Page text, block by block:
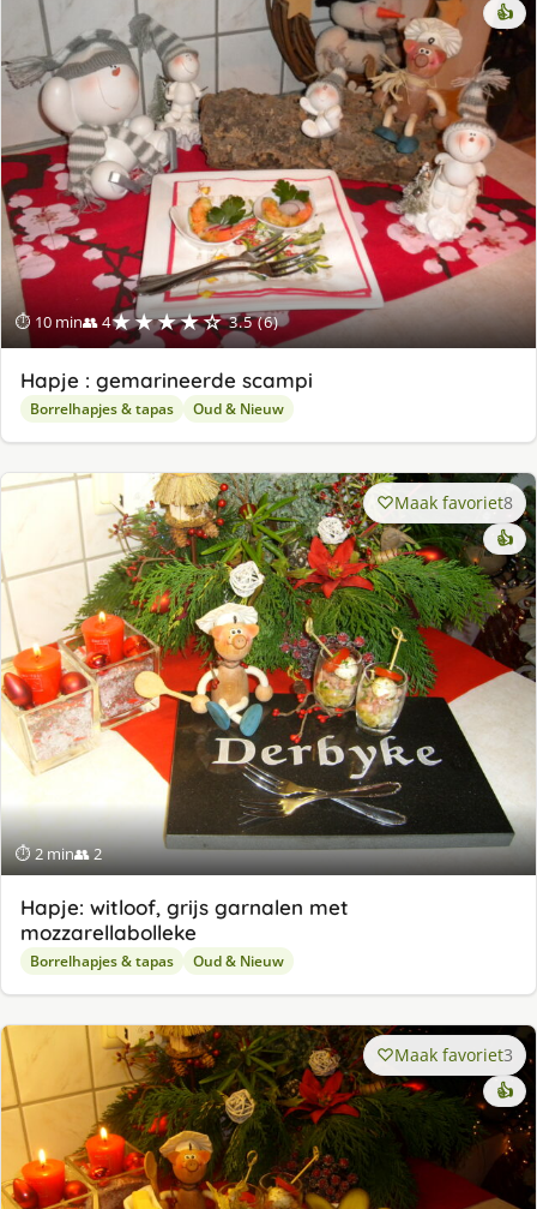
⏱ 10 min👥 4★★★★☆ 3.5 (6)
👍
Hapje : gemarineerde scampi
Borrelhapjes & tapas Oud & Nieuw
⏱ 2 min👥 2
Maak favoriet8
👍
Hapje: witloof, grijs garnalen met
mozzarellabolleke
Borrelhapjes & tapas Oud & Nieuw
Maak favoriet3
👍